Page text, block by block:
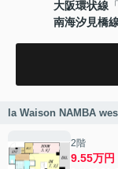
大阪環状線 「
南海汐見橋
la Waison NAMBA
2階
9.55万円